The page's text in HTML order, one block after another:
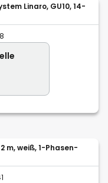
Linaro, GU10, 14-
m, weiß, 1-Phasen-